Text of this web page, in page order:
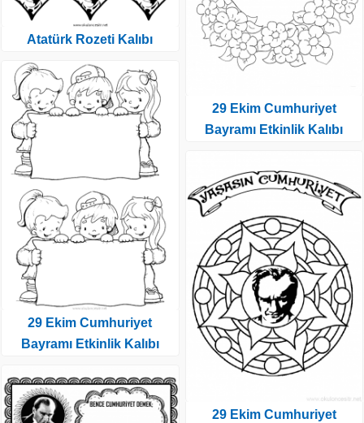
Atatürk Rozeti Kalıbı
29 Ekim Cumhuriyet
Bayramı Etkinlik Kalıbı
29 Ekim Cumhuriyet
Bayramı Etkinlik Kalıbı
29 Ekim Cumhuriyet